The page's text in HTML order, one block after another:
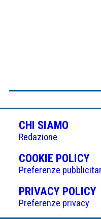
CHI SIAMO
Redazione
COOKIE POLICY
IN
Preferenze
PRIVACY POLICY
Preferenze privacy